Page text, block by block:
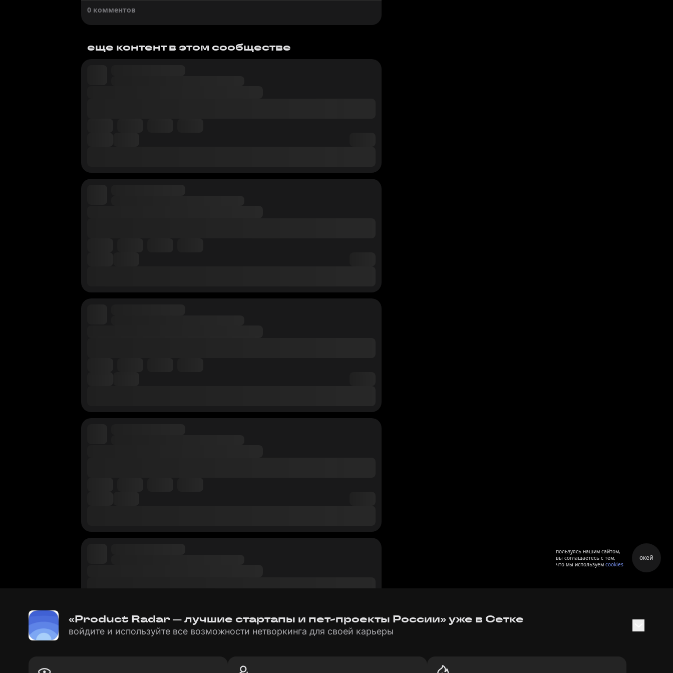
0 комментов
еще контент в этом сообществе
«Product Radar — лучшие стартапы и пет-проекты России» уже в Сетке
войдите и используйте все возможности нетворкинга для своей карьеры
пользуясь нашим сайтом,
вы соглашаетесь с тем,
что мы используем cookies
окей